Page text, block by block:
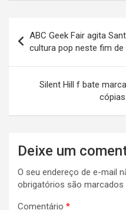
de
Post
ABC Geek Fair agita
cultura pop neste fim de
Silent Hill f bate
Deixe um
O seu endereço de e-mail
obrigatórios são marcados
Comentário *